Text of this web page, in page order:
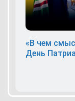
«В чем
День